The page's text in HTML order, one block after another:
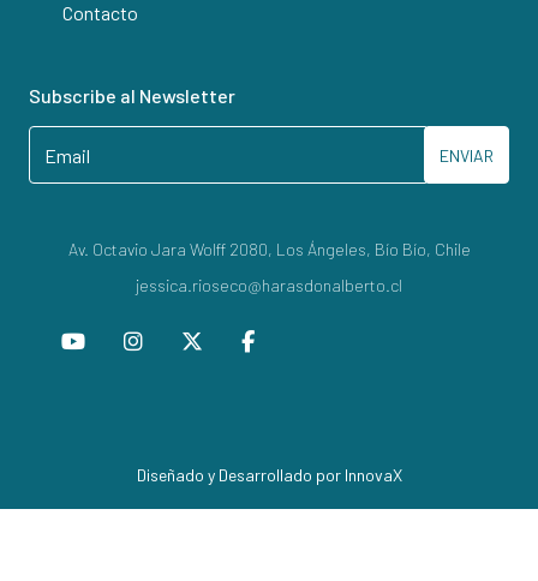
Contacto
Subscribe al Newsletter
ENVIAR
Av. Octavio Jara Wolff 2080, Los Ángeles, Bío Bío, Chile
jessica.rioseco@harasdonalberto.cl
Diseñado y Desarrollado por InnovaX